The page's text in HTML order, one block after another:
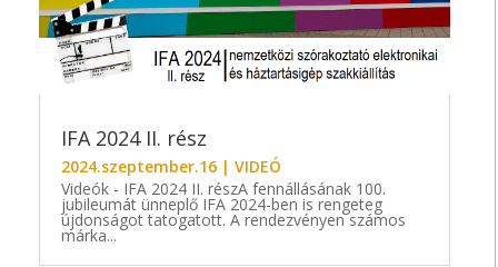
IFA 2024 II. rész
2024.szeptember.16 |VIDEÓ
Videók - IFA 2024 II. részA fennállásának 100.
jubileumát ünneplő IFA 2024-ben is rengeteg
újdonságot tatogatott. A rendezvényen számos
márka...